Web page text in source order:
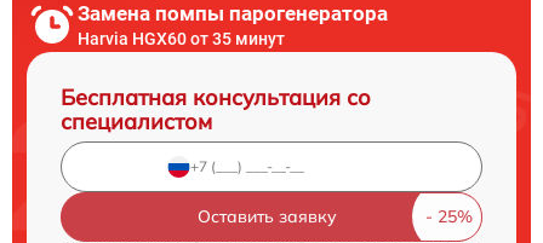
Замена помпы парогенератора
Harvia HGX60 от 35 минут
Бесплатная консультация со
специалистом
Оставить заявку